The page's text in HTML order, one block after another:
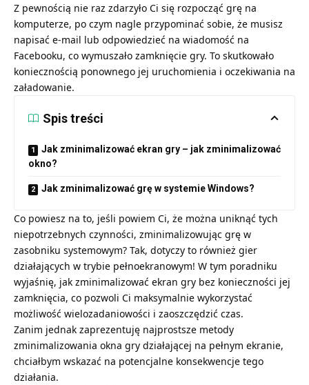
Z pewnością nie raz zdarzyło Ci się rozpocząć grę na
komputerze, po czym nagle przypominać sobie, że musisz
napisać e-mail lub odpowiedzieć na wiadomość na
Facebooku, co wymuszało zamknięcie gry. To skutkowało
koniecznością ponownego jej uruchomienia i oczekiwania na
załadowanie.
Spis treści
Jak zminimalizować ekran gry – jak zminimalizować
okno?
Jak zminimalizować grę w systemie Windows?
Co powiesz na to, jeśli powiem Ci, że można uniknąć tych
niepotrzebnych czynności, zminimalizowując grę w
zasobniku systemowym? Tak, dotyczy to również gier
działających w trybie pełnoekranowym! W tym poradniku
wyjaśnię, jak zminimalizować ekran gry bez konieczności jej
zamknięcia, co pozwoli Ci maksymalnie wykorzystać
możliwość wielozadaniowości i zaoszczędzić czas.
Zanim jednak zaprezentuję najprostsze metody
zminimalizowania okna gry działającej na pełnym ekranie,
chciałbym wskazać na potencjalne konsekwencje tego
działania.